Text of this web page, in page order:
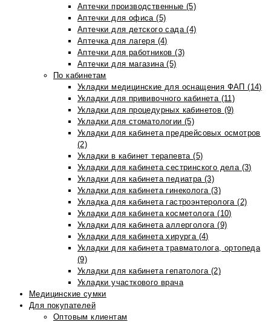
Аптечки производственные (5)
Аптечки для офиса (5)
Аптечки для детского сада (4)
Аптечка для лагеря (4)
Аптечки для работников (3)
Аптечки для магазина (5)
По кабинетам
Укладки медицинские для оснащения ФАП (14)
Укладки для прививочного кабинета (11)
Укладки для процедурных кабинетов (9)
Укладки для стоматологии (5)
Укладки для кабинета предрейсовых осмотров
(2)
Укладки в кабинет терапевта (5)
Укладки для кабинета сестринского дела (3)
Укладки для кабинета педиатра (3)
Укладки для кабинета гинеколога (3)
Укладка для кабинета гастроэнтеролога (2)
Укладки для кабинета косметолога (10)
Укладки для кабинета аллерголога (9)
Укладки для кабинета хирурга (4)
Укладки для кабинета травматолога, ортопеда
(9)
Укладки для кабинета гепатолога (2)
Укладки участкового врача
Медицинские сумки
Для покупателей
Оптовым клиентам